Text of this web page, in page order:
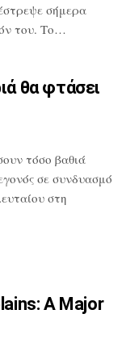
σήμερα
του. Το…
θαφτάσει
τόσο βαθιά
σε συνδυασμό
στη
AMajor